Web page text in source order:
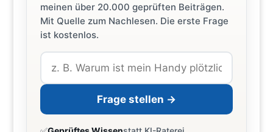
meinen über 20.000 geprüften Beiträgen.
Mit Quelle zum Nachlesen. Die erste Frage
ist kostenlos.
Frage stellen →